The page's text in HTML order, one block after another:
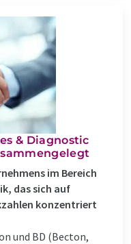
& Diagnostic
im Bereich
das sich auf
konzentriert
und BD (Becton,